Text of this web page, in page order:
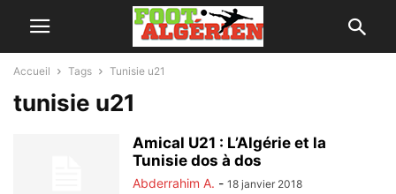
Accueil Tags Tunisie u21
tunisie u21
Amical U21 : L’Algérie et la
Tunisie dos à dos
Abderrahim A. - 18 janvier 2018